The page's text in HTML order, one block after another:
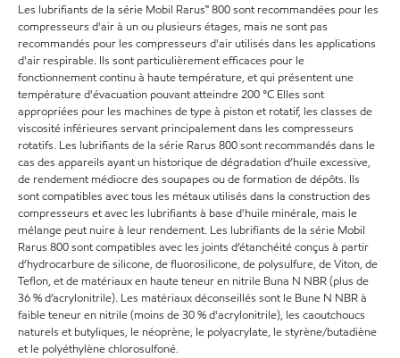
Les lubrifiants de la série Mobil Rarus™ 800 sont recommandées pour les
compresseurs d'air à un ou plusieurs étages, mais ne sont pas
recommandés pour les compresseurs d'air utilisés dans les applications
d'air respirable. Ils sont particulièrement efficaces pour le
fonctionnement continu à haute température, et qui présentent une
température d'évacuation pouvant atteindre 200 °C Elles sont
appropriées pour les machines de type à piston et rotatif, les classes de
viscosité inférieures servant principalement dans les compresseurs
rotatifs. Les lubrifiants de la série Rarus 800 sont recommandés dans le
cas des appareils ayant un historique de dégradation d’huile excessive,
de rendement médiocre des soupapes ou de formation de dépôts. Ils
sont compatibles avec tous les métaux utilisés dans la construction des
compresseurs et avec les lubrifiants à base d'huile minérale, mais le
mélange peut nuire à leur rendement. Les lubrifiants de la série Mobil
Rarus 800 sont compatibles avec les joints d’étanchéité conçus à partir
d’hydrocarbure de silicone, de fluorosilicone, de polysulfure, de Viton, de
Teflon, et de matériaux en haute teneur en nitrile Buna N NBR (plus de
36 % d’acrylonitrile). Les matériaux déconseillés sont le Bune N NBR à
faible teneur en nitrile (moins de 30 % d'acrylonitrile), les caoutchoucs
naturels et butyliques, le néoprène, le polyacrylate, le styrène/butadiène
et le polyéthylène chlorosulfoné.